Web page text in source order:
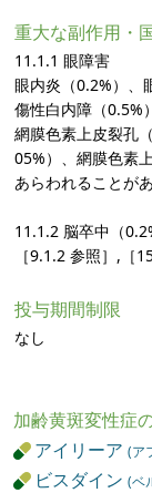
重大な副作用・
11.1.1 眼障害
眼内炎（0.2%）、
傷性白内障（0.5%
網膜色素上皮裂孔
05%）、網膜色素
あらわれることが
11.1.2 脳卒中（
［9.1.2 参照］,［
投与期間制限
なし
加齢黄斑変性症
アイリーア(ア
ビスダイン(ベ